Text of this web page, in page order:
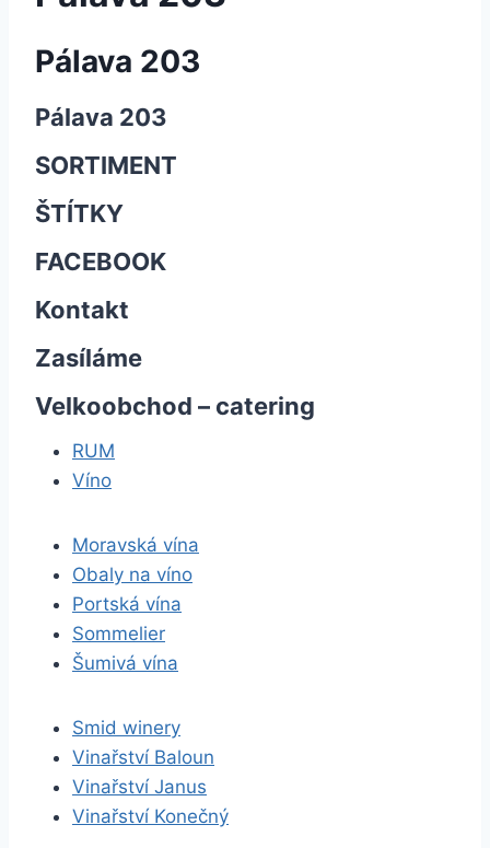
Pálava 203
Pálava 203
SORTIMENT
ŠTÍTKY
FACEBOOK
Kontakt
Zasíláme
Velkoobchod – catering
RUM
Víno
Moravská vína
Obaly na víno
Portská vína
Sommelier
Šumivá vína
Smid winery
Vinařství Baloun
Vinařství Janus
Vinařství Konečný